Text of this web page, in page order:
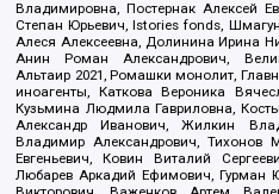
Владимировна, Постернак Алексей
Степан Юрьевич, Istories fonds,
Алеся Алексеевна, Долинина Ирина
Анин Роман Александрович,
Альтаир 2021, Ромашки монолит,
иноагенты, Каткова Вероника
Кузьмина Людмила Гавриловна,
Александр Иванович, Жилкин
Владимир Александрович, Тихонов
Евгеньевич, Ковин Виталий
Любарев Аркадий Ефимович, Гурман